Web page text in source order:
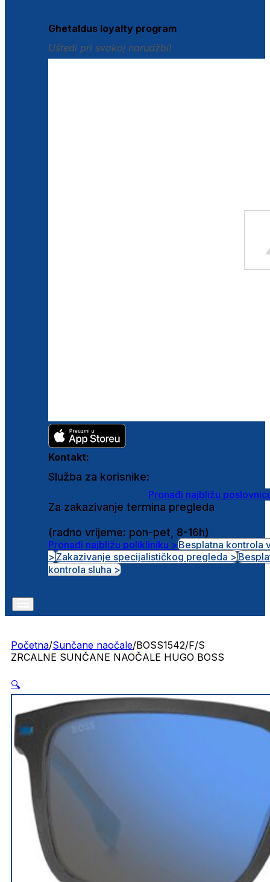
Ghetaldus loyalty program
Uštedi pri svakoj narudžbi!
Kontakt:
Služba za korisnike:
Pronađi najbližu
Za zakazivanje termina pregleda
(radno vrijeme: pon-pet, 8-16h)
Pronađi najbližu polikliniku >Besplatna kontrola
>Zakazivanje specijalističkog pregleda >
kontrola sluha >
Početna/Sunčane naočale/BOSS1542/F/S
ZRCALNE SUNČANE NAOČALE HUGO BOSS
🔍